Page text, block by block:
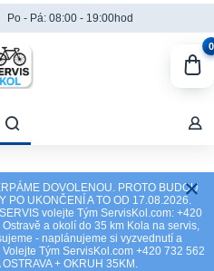
DOVOLENOU. PROTO BUDOU
PO UKONČENÍ A TO OD 17.08.2026.
volejte Tým ServisKol.com: +420
a okolí do 35 km Kola na servis,
- naplánujeme si vyzvednutí a
Tým ServisKol.com +420 732 562
+ OKRUH 35KM.
Po - Pá: 08:00 - 19:00hod
0